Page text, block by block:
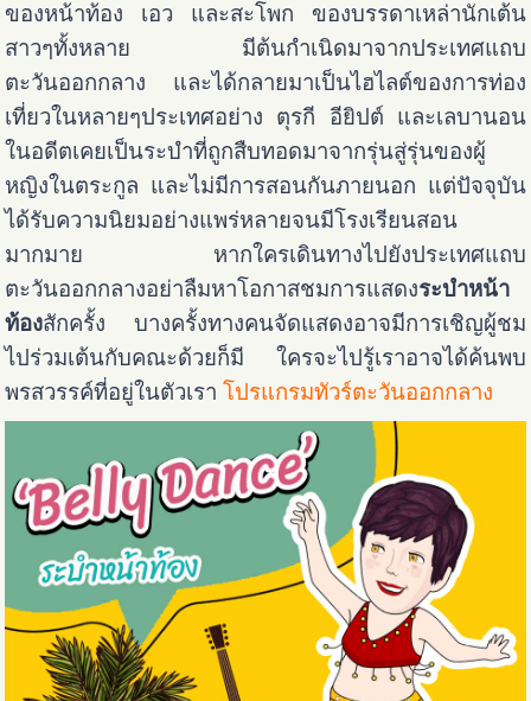
ของหน้าท้อง เอว และสะโพก ของบรรดาเหล่านักเต้น
สาวๆทั้งหลาย มีต้นกำเนิดมาจากประเทศแถบ
ตะวันออกกลาง และได้กลายมาเป็นไฮไลต์ของการท่อง
เที่ยวในหลายๆประเทศอย่าง ตุรกี อียิปต์ และเลบานอน
ในอดีตเคยเป็นระบำที่ถูกสืบทอดมาจากรุ่นสู่รุ่นของผู้
หญิงในตระกูล และไม่มีการสอนกันภายนอก แต่ปัจจุบัน
ได้รับความนิยมอย่างแพร่หลายจนมีโรงเรียนสอน
มากมาย หากใครเดินทางไปยังประเทศแถบ
ตะวันออกกลางอย่าลืมหาโอกาสชมการแสดงระบำหน้า
ท้องสักครั้ง บางครั้งทางคนจัดแสดงอาจมีการเชิญผู้ชม
ไปร่วมเต้นกับคณะด้วยก็มี ใครจะไปรู้เราอาจได้ค้นพบ
พรสวรรค์ที่อยู่ในตัวเราโปรแกรมทัวร์ตะวันออกกลาง